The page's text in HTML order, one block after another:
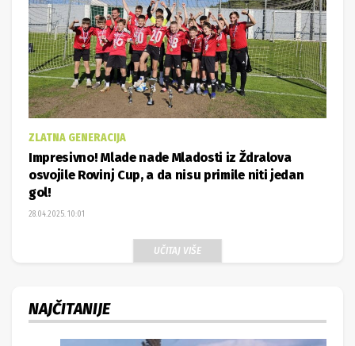
ZLATNA GENERACIJA
Impresivno! Mlade nade Mladosti iz Ždralova
osvojile Rovinj Cup, a da nisu primile niti jedan
gol!
28.04.2025. 10:01
UČITAJ VIŠE
NAJČITANIJE